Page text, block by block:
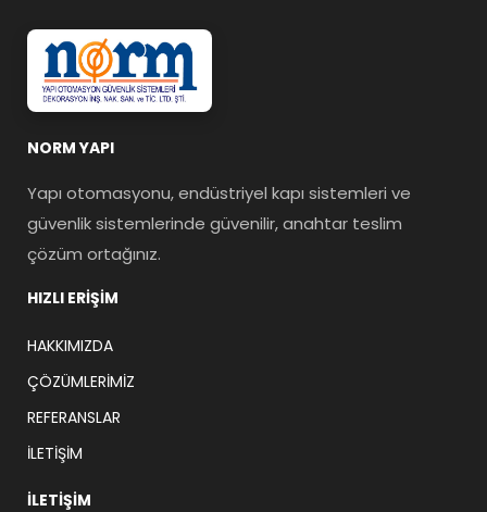
NORM YAPI
Yapı otomasyonu, endüstriyel kapı sistemleri ve
güvenlik sistemlerinde güvenilir, anahtar teslim
çözüm ortağınız.
HIZLI ERIŞIM
HAKKIMIZDA
ÇÖZÜMLERIMIZ
REFERANSLAR
İLETIŞIM
İLETIŞIM